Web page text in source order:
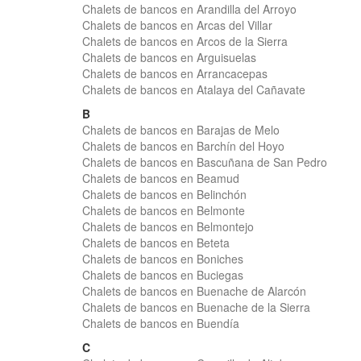
Chalets de bancos en Arandilla del Arroyo
Chalets de bancos en Arcas del Villar
Chalets de bancos en Arcos de la Sierra
Chalets de bancos en Arguisuelas
Chalets de bancos en Arrancacepas
Chalets de bancos en Atalaya del Cañavate
B
Chalets de bancos en Barajas de Melo
Chalets de bancos en Barchín del Hoyo
Chalets de bancos en Bascuñana de San Pedro
Chalets de bancos en Beamud
Chalets de bancos en Belinchón
Chalets de bancos en Belmonte
Chalets de bancos en Belmontejo
Chalets de bancos en Beteta
Chalets de bancos en Boniches
Chalets de bancos en Buciegas
Chalets de bancos en Buenache de Alarcón
Chalets de bancos en Buenache de la Sierra
Chalets de bancos en Buendía
C